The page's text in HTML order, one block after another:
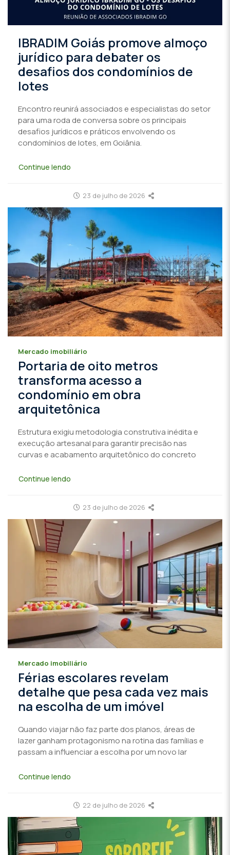
IBRADIM Goiás promove almoço
jurídico para debater os
desafios dos condomínios de
lotes
Encontro reunirá associados e especialistas do setor
para uma roda de conversa sobre os principais
desafios jurídicos e práticos envolvendo os
condomínios de lotes, em Goiânia.
Continue lendo
23 de julho de 2026
Mercado imobiliário
Portaria de oito metros
transforma acesso a
condomínio em obra
arquitetônica
Estrutura exigiu metodologia construtiva inédita e
execução artesanal para garantir precisão nas
curvas e acabamento arquitetônico do concreto
Continue lendo
23 de julho de 2026
Mercado imobiliário
Férias escolares revelam
detalhe que pesa cada vez mais
na escolha de um imóvel
Quando viajar não faz parte dos planos, áreas de
lazer ganham protagonismo na rotina das famílias e
passam a influenciar a escolha por um novo lar
Continue lendo
22 de julho de 2026